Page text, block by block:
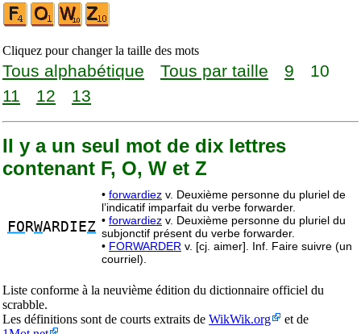
Cliquez pour changer la taille des mots
Tous alphabétique Tous par taille 9
10
11
12 13
Il y a un seul mot de dix lettres
contenant F, O, W et Z
FO RWARDIEZ
• forwardiez v. Deuxième personne du pluriel de
l’indicatif imparfait du verbe forwarder.
• forwardiez v. Deuxième personne du pluriel du
subjonctif présent du verbe forwarder.
• FORWARDER v. [cj. aimer]. Inf. Faire suivre (un
courriel).
Liste conforme à la neuvième édition du dictionnaire officiel du
scrabble.
Les définitions sont de courts extraits de WikWik.org
et de